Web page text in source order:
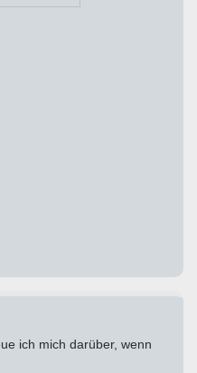
ich mich darüber, wenn